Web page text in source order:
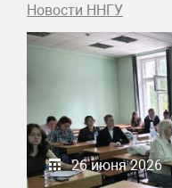
Новости ННГУ
26 июня 2026